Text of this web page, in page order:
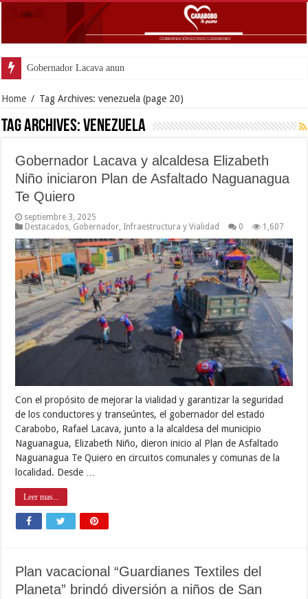
Gobernador Lacava anunció colocación de más de mil 500
Home / Tag Archives: venezuela (page 20)
Tag Archives:venezuela
Gobernador Lacava y alcaldesa Elizabeth
Niño iniciaron Plan de Asfaltado Naguanagua
Te Quiero
septiembre 3, 2025
Destacados Gobernador Infraestructura y Vialidad 0 1,607
Con el propósito de mejorar la vialidad y garantizar la seguridad
de los conductores y transeúntes, el gobernador del estado
Carabobo, Rafael Lacava, junto a la alcaldesa del municipio
Naguanagua, Elizabeth Niño, dieron inicio al Plan de Asfaltado
Naguanagua Te Quiero en circuitos comunales y comunas de la
localidad. Desde …
Leer mas...
Plan vacacional “Guardianes Textiles del
Planeta” brindó diversión a niños de San